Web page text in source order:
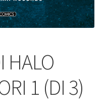
HALO
1 (DI 3)